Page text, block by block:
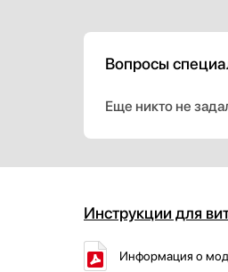
Вопросы
Еще никто не
Инструкции для
Информация о